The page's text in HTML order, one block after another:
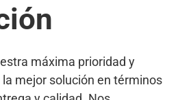
máxima prioridad y
mejor solución en términos